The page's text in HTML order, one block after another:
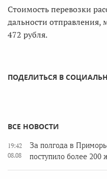
Стоимость перевозки
дальности отправления,
472 рубля.
ПОДЕЛИТЬСЯ В
ВСЕ НОВОСТИ
19:42
08.08
За полгода в
поступило более 200